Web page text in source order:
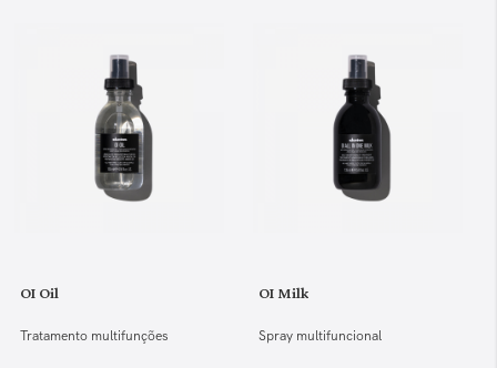
OI Oil
Tratamento multifunções
OI Milk
Spray multifuncional